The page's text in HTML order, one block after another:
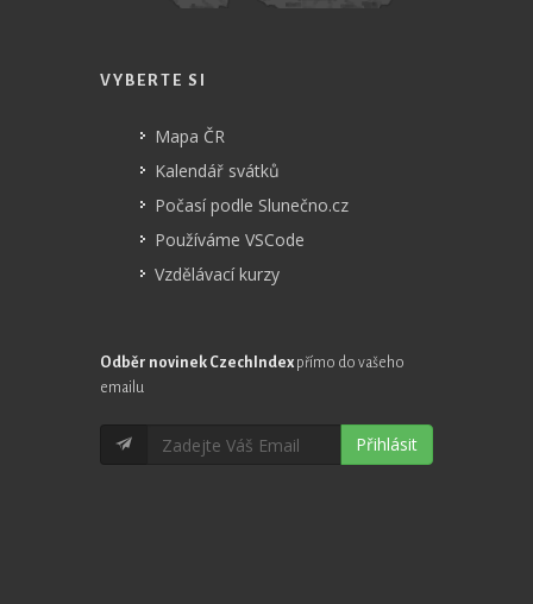
VYBERTE SI
Mapa ČR
Kalendář svátků
Počasí podle Slunečno.cz
Používáme VSCode
Vzdělávací kurzy
Odběr novinek CzechIndex přímo do vašeho
emailu
Přihlásit